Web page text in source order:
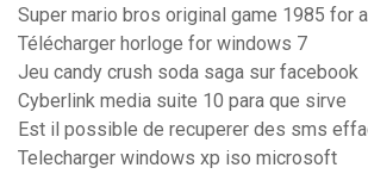
Super mario bros original game 1985 for
Télécharger horloge for windows 7
Jeu candy crush soda saga sur facebook
Cyberlink media suite 10 para que sirve
Est il possible de recuperer des sms
Telecharger windows xp iso microsoft